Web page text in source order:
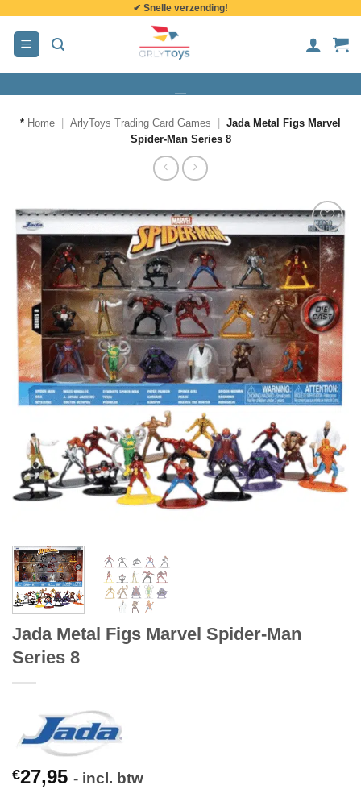
inhoud
✔ Snelle verzending!
* Home ArlyToys Trading Card Games
Jada Metal Figs Marvel
Spider-Man Series 8
Jada Metal Figs Marvel Spider-Man
Series 8
€27,95 - incl. btw